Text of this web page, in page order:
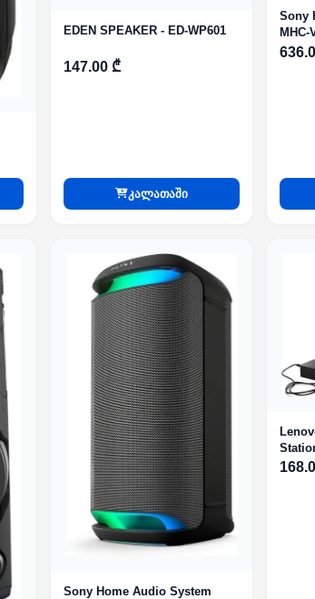
EDEN SPEAKER - ED-WP601
147.00 ₾
კალათაში
Sony
MHC-
Sony Home Audio System